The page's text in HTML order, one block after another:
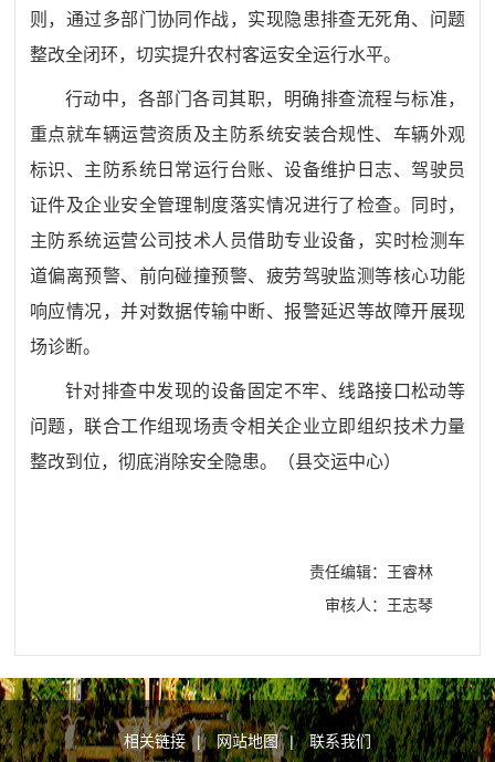
则，通过多部门协同作战，实现隐患排查无死角、问题
整改全闭环，切实提升农村客运安全运行水平。
行动中， 各部门各司其职，明确排查流程与标准，
重点就车辆运营资质及主防系统安装合规性、车辆外观
标识、主防系统日常运行台账、设备维护日志、驾驶员
证件及企业安全管理制度落实情况进行了检查。
同时，
主防系统运营公司技术人员借助专业设备，实时检测车
道偏离预警、前向碰撞预警、疲劳驾驶监测等核心功能
响应情况，并对数据传输中断、报警延迟等故障开展现
场诊断。
针对排查中发现的设备固定不牢、线路接口松动等
问题，联合工作组现场责令相关企业立即组织技术力量
整改到位，彻底消除安全隐患。
（县交运中心）
责任编辑：王睿林
审核人：王志琴
相关链接 | 网站地图 | 联系我们